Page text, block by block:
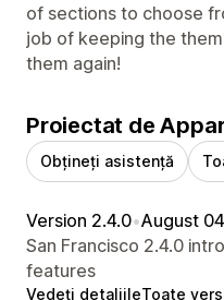
of sections to choose
job of keeping the
them again!
Proiectat de
Obțineți asistență
Version 2.4.0•August
San Francisco 2.4.0
features
Vedeți detaliileToate